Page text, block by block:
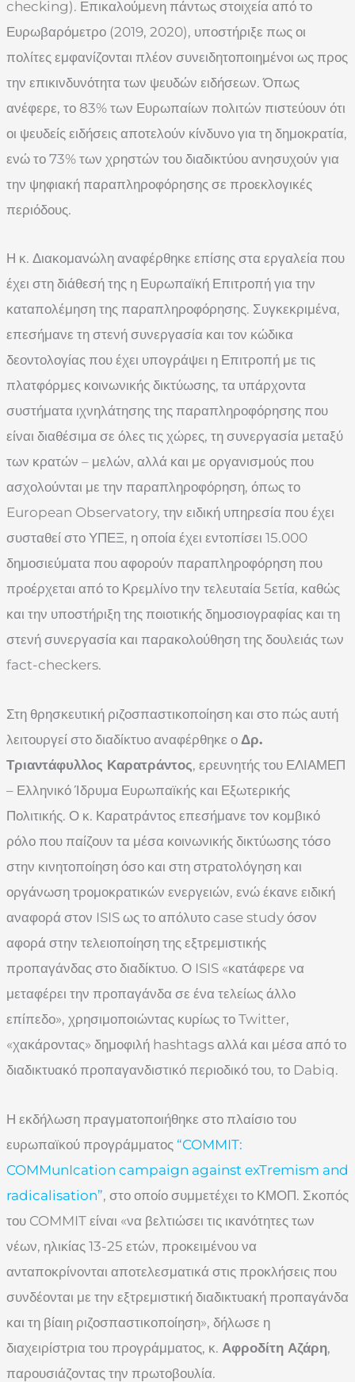
checking). Επικαλούμενη πάντως στοιχεία από το
Ευρωβαρόμετρο (2019, 2020), υποστήριξε πως οι
πολίτες εμφανίζονται πλέον συνειδητοποιημένοι ως προς
την επικινδυνότητα των ψευδών ειδήσεων. Όπως
ανέφερε, το 83% των Ευρωπαίων πολιτών πιστεύουν ότι
οι ψευδείς ειδήσεις αποτελούν κίνδυνο για τη δημοκρατία,
ενώ το 73% των χρηστών του διαδικτύου ανησυχούν για
την ψηφιακή παραπληροφόρησης σε προεκλογικές
περιόδους.
Η κ. Διακομανώλη αναφέρθηκε επίσης στα εργαλεία που
έχει στη διάθεσή της η Ευρωπαϊκή Επιτροπή για την
καταπολέμηση της παραπληροφόρησης. Συγκεκριμένα,
επεσήμανε τη στενή συνεργασία και τον κώδικα
δεοντολογίας που έχει υπογράψει η Επιτροπή με τις
πλατφόρμες κοινωνικής δικτύωσης, τα υπάρχοντα
συστήματα ιχνηλάτησης της παραπληροφόρησης που
είναι διαθέσιμα σε όλες τις χώρες, τη συνεργασία μεταξύ
των κρατών – μελών, αλλά και με οργανισμούς που
ασχολούνται με την παραπληροφόρηση, όπως το
European Observatory, την ειδική υπηρεσία που έχει
συσταθεί στο ΥΠΕΞ, η οποία έχει εντοπίσει 15.000
δημοσιεύματα που αφορούν παραπληροφόρηση που
προέρχεται από το Κρεμλίνο την τελευταία 5ετία, καθώς
και την υποστήριξη της ποιοτικής δημοσιογραφίας και τη
στενή συνεργασία και παρακολούθηση της δουλειάς των
fact-checkers.
Στη θρησκευτική ριζοσπαστικοποίηση και στο πώς αυτή
λειτουργεί στο διαδίκτυο αναφέρθηκε ο Δρ.
Τριαντάφυλλος Καρατράντος, ερευνητής του ΕΛΙΑΜΕΠ
– Ελληνικό Ίδρυμα Ευρωπαϊκής και Εξωτερικής
Πολιτικής. Ο κ. Καρατράντος επεσήμανε τον κομβικό
ρόλο που παίζουν τα μέσα κοινωνικής δικτύωσης τόσο
στην κινητοποίηση όσο και στη στρατολόγηση και
οργάνωση τρομοκρατικών ενεργειών, ενώ έκανε ειδική
αναφορά στον ISIS ως το απόλυτο case study όσον
αφορά στην τελειοποίηση της εξτρεμιστικής
προπαγάνδας στο διαδίκτυο. Ο ISIS «κατάφερε να
μεταφέρει την προπαγάνδα σε ένα τελείως άλλο
επίπεδο», χρησιμοποιώντας κυρίως το Twitter,
«χακάροντας» δημοφιλή hashtags αλλά και μέσα από το
διαδικτυακό προπαγανδιστικό περιοδικό του, το Dabiq.
Η εκδήλωση πραγματοποιήθηκε στο πλαίσιο του
ευρωπαϊκού προγράμματος “COMMIT:
COMMunIcation campaign against exTremism and
radicalisation”, στο οποίο συμμετέχει το ΚΜΟΠ. Σκοπός
του COMMIT είναι «να βελτιώσει τις ικανότητες των
νέων, ηλικίας 13-25 ετών, προκειμένου να
ανταποκρίνονται αποτελεσματικά στις προκλήσεις που
συνδέονται με την εξτρεμιστική διαδικτυακή προπαγάνδα
και τη βίαιη ριζοσπαστικοποίηση», δήλωσε η
διαχειρίστρια του προγράμματος, κ. Αφροδίτη Αζάρη,
παρουσιάζοντας την πρωτοβουλία.